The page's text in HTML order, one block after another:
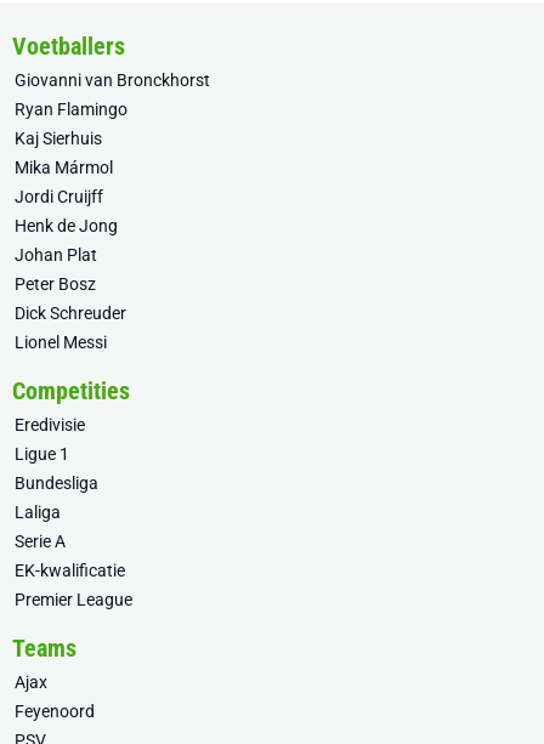
Voetballers
Giovanni van Bronckhorst
Ryan Flamingo
Kaj Sierhuis
Mika Mármol
Jordi Cruijff
Henk de Jong
Johan Plat
Peter Bosz
Dick Schreuder
Lionel Messi
Competities
Eredivisie
Ligue 1
Bundesliga
Laliga
Serie A
EK-kwalificatie
Premier League
Teams
Ajax
Feyenoord